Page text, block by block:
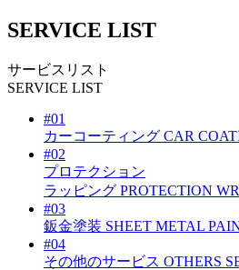
SERVICE LIST
サービスリスト
SERVICE LIST
#01
カーコーティング CAR
#02
プロテクション
ラッピング PROTECTION
#03
鈑金塗装 SHEET METAL
#04
その他のサービス OTHERS